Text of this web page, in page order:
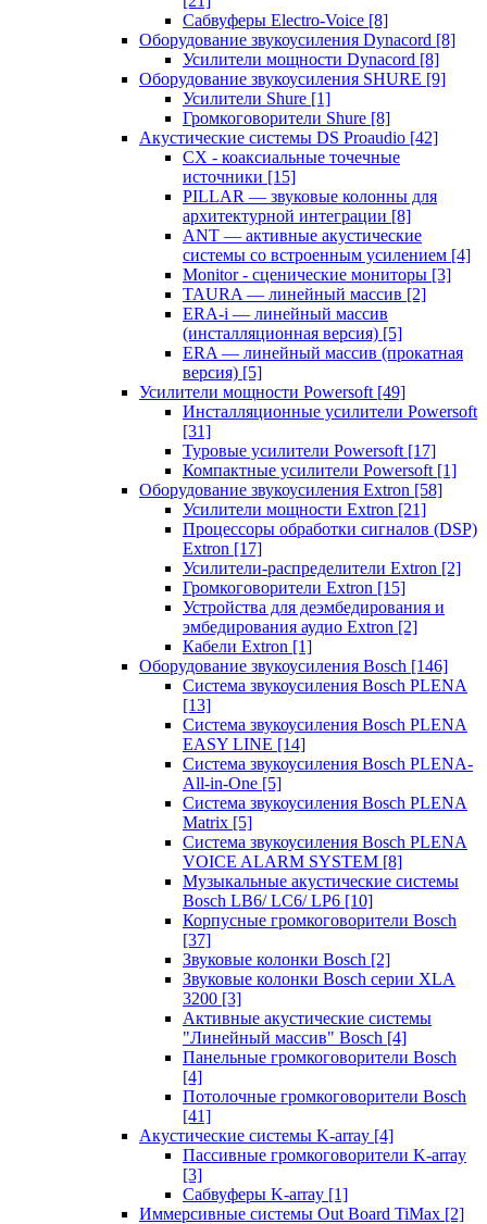
Сабвуферы Electro-Voice [8]
Оборудование звукоусиления Dynacord [8]
Усилители мощности Dynacord [8]
Оборудование звукоусиления SHURE [9]
Усилители Shure [1]
Громкоговорители Shure [8]
Акустические системы DS Proaudio [42]
CX - коаксиальные точечные
источники [15]
PILLAR — звуковые колонны для
архитектурной интеграции [8]
ANT — активные акустические
системы со встроенным усилением [4]
Monitor - сценические мониторы [3]
TAURA — линейный массив [2]
ERA-i — линейный массив
(инсталляционная версия) [5]
ERA — линейный массив (прокатная
версия) [5]
Усилители мощности Powersoft [49]
Инсталляционные усилители Powersoft
[31]
Туровые усилители Powersoft [17]
Компактные усилители Powersoft [1]
Оборудование звукоусиления Extron [58]
Усилители мощности Extron [21]
Процессоры обработки сигналов (DSP)
Extron [17]
Усилители-распределители Extron [2]
Громкоговорители Extron [15]
Устройства для деэмбедирования и
эмбедирования аудио Extron [2]
Кабели Extron [1]
Оборудование звукоусиления Bosch [146]
Система звукоусиления Bosch PLENA
[13]
Система звукоусиления Bosch PLENA
EASY LINE [14]
Система звукоусиления Bosch PLENA-
All-in-One [5]
Система звукоусиления Bosch PLENA
Matrix [5]
Система звукоусиления Bosch PLENA
VOICE ALARM SYSTEM [8]
Музыкальные акустические системы
Bosch LB6/ LC6/ LP6 [10]
Корпусные громкоговорители Bosch
[37]
Звуковые колонки Bosch [2]
Звуковые колонки Bosch серии XLA
3200 [3]
Активные акустические системы
"Линейный массив" Bosch [4]
Панельные громкоговорители Bosch
[4]
Потолочные громкоговорители Bosch
[41]
Акустические системы K-array [4]
Пассивные громкоговорители K-array
[3]
Сабвуферы K-array [1]
Иммерсивные системы Out Board TiMax [2]